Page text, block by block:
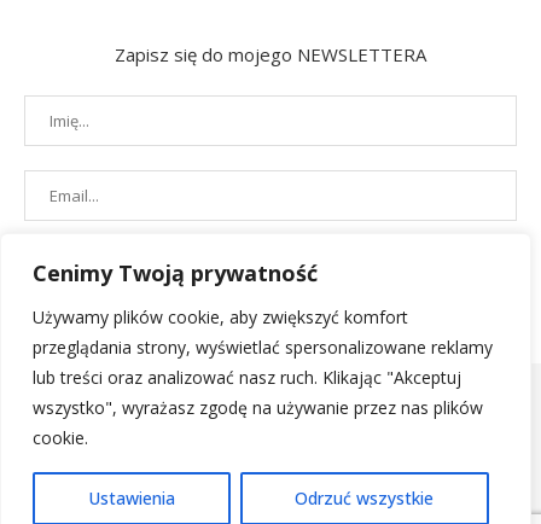
Cenimy Twoją prywatność
Używamy plików cookie, aby zwiększyć komfort
przeglądania strony, wyświetlać spersonalizowane reklamy
lub treści oraz analizować nasz ruch. Klikając "Akceptuj
wszystko", wyrażasz zgodę na używanie przez nas plików
cookie.
Ustawienia Odrzuć wszystkie
Zapisz się do mojego NEWSLETTERA
POLITYKA PRYWATNOŚCI REGULAMIN SKLEPU| 2019 - All Right
Reserved. Designed and Developed byPenciDesign